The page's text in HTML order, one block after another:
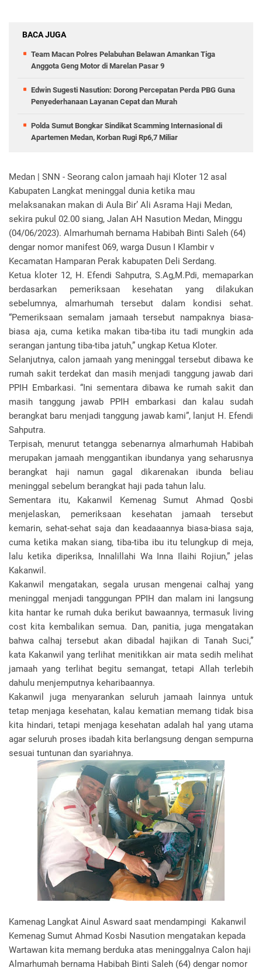
BACA JUGA
Team Macan Polres Pelabuhan Belawan Amankan Tiga
Anggota Geng Motor di Marelan Pasar 9
Edwin Sugesti Nasution: Dorong Percepatan Perda PBG Guna
Penyederhanaan Layanan Cepat dan Murah
Polda Sumut Bongkar Sindikat Scamming Internasional di
Apartemen Medan, Korban Rugi Rp6,7 Miliar
Medan | SNN - Seorang calon jamaah haji Kloter 12 asal
Kabupaten Langkat meninggal dunia ketika mau
melaksanakan makan di Aula Bir’ Ali Asrama Haji Medan,
sekira pukul 02.00 siang, Jalan AH Nasution Medan, Minggu
(04/06/2023). Almarhumah bernama Habibah Binti Saleh (64)
dengar nomor manifest 069, warga Dusun I Klambir v
Kecamatan Hamparan Perak kabupaten Deli Serdang.
Ketua kloter 12, H. Efendi Sahputra, S.Ag,M.Pdi, memaparkan
berdasarkan pemeriksaan kesehatan yang dilakukan
sebelumnya, almarhumah tersebut dalam kondisi sehat.
“Pemeriksaan semalam jamaah tersebut nampaknya biasa-
biasa aja, cuma ketika makan tiba-tiba itu tadi mungkin ada
serangan jantung tiba-tiba jatuh,” ungkap Ketua Kloter.
Selanjutnya, calon jamaah yang meninggal tersebut dibawa ke
rumah sakit terdekat dan masih menjadi tanggung jawab dari
PPIH Embarkasi. “Ini sementara dibawa ke rumah sakit dan
masih tanggung jawab PPIH embarkasi dan kalau sudah
berangkat baru menjadi tanggung jawab kami”, lanjut H. Efendi
Sahputra.
Terpisah, menurut tetangga sebenarnya almarhumah Habibah
merupakan jamaah menggantikan ibundanya yang seharusnya
berangkat haji namun gagal dikarenakan ibunda beliau
meninggal sebelum berangkat haji pada tahun lalu.
Sementara itu, Kakanwil Kemenag Sumut Ahmad Qosbi
menjelaskan, pemeriksaan kesehatan jamaah tersebut
kemarin, sehat-sehat saja dan keadaaannya biasa-biasa saja,
cuma ketika makan siang, tiba-tiba ibu itu telungkup di meja,
lalu ketika diperiksa, Innalillahi Wa Inna Ilaihi Rojiun,” jelas
Kakanwil.
Kakanwil mengatakan, segala urusan mengenai calhaj yang
meninggal menjadi tanggungan PPIH dan malam ini langsung
kita hantar ke rumah duka berikut bawaannya, termasuk living
cost kita kembalikan semua. Dan, panitia, juga mengatakan
bahwa calhaj tersebut akan dibadal hajikan di Tanah Suci,”
kata Kakanwil yang terlihat menitikkan air mata sedih melihat
jamaah yang terlihat begitu semangat, tetapi Allah terlebih
dahulu menjemputnya keharibaannya.
Kakanwil juga menyarankan seluruh jamaah lainnya untuk
tetap menjaga kesehatan, kalau kematian memang tidak bisa
kita hindari, tetapi menjaga kesehatan adalah hal yang utama
agar seluruh proses ibadah kita berlangsung dengan sempurna
sesuai tuntunan dan syariahnya.
Kamenag Langkat Ainul Asward saat mendampingi Kakanwil
Kemenag Sumut Ahmad Kosbi Nasution mengatakan kepada
Wartawan kita memang berduka atas meninggalnya Calon haji
Almarhumah bernama Habibah Binti Saleh (64) dengar nomor